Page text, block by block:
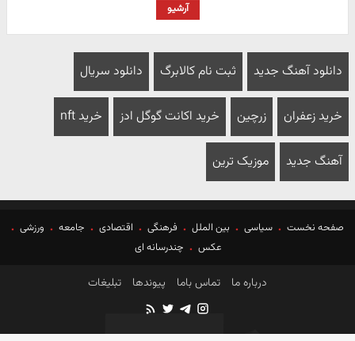
آرشیو
دانلود آهنگ جدید ثبت نام کالابرگ دانلود سریال
خرید زعفران زرچین خرید اکانت گوگل ادز خرید nft
آهنگ جدید موزیک ترین
صفحه نخست سیاسی بین الملل فرهنگی اقتصادی جامعه
ورزشی
عکس
چندرسانه ای
درباره ما تماس باما پیوندها تبلیغات